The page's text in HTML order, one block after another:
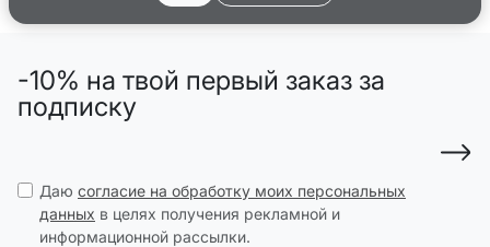
-10% на твой первый заказ за
подписку
Даю согласие на обработку моих персональных
данных в целях получения рекламной и
информационной рассылки.